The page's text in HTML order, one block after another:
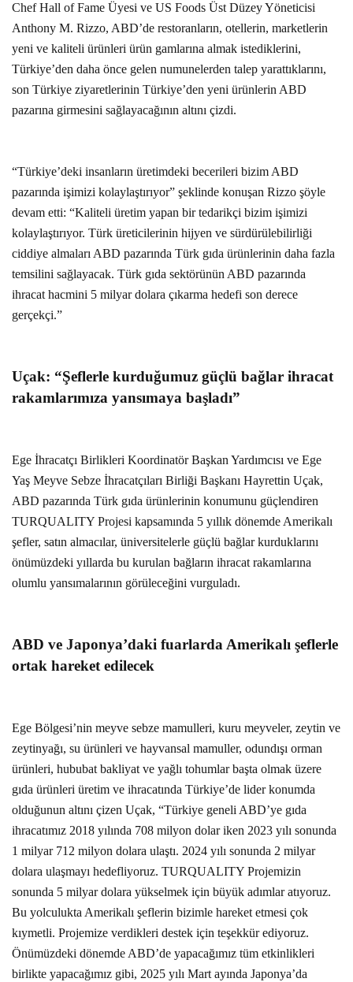
Chef Hall of Fame Üyesi ve US Foods Üst Düzey Yöneticisi
Anthony M. Rizzo, ABD’de restoranların, otellerin, marketlerin
yeni ve kaliteli ürünleri ürün gamlarına almak istediklerini,
Türkiye’den daha önce gelen numunelerden talep yarattıklarını,
son Türkiye ziyaretlerinin Türkiye’den yeni ürünlerin ABD
pazarına girmesini sağlayacağının altını çizdi.
“Türkiye’deki insanların üretimdeki becerileri bizim ABD
pazarında işimizi kolaylaştırıyor” şeklinde konuşan Rizzo şöyle
devam etti: “Kaliteli üretim yapan bir tedarikçi bizim işimizi
kolaylaştırıyor. Türk üreticilerinin hijyen ve sürdürülebilirliği
ciddiye almaları ABD pazarında Türk gıda ürünlerinin daha fazla
temsilini sağlayacak. Türk gıda sektörünün ABD pazarında
ihracat hacmini 5 milyar dolara çıkarma hedefi son derece
gerçekçi.”
Uçak: “Şeflerle kurduğumuz güçlü bağlar ihracat
rakamlarımıza yansımaya başladı”
Ege İhracatçı Birlikleri Koordinatör Başkan Yardımcısı ve Ege
Yaş Meyve Sebze İhracatçıları Birliği Başkanı Hayrettin Uçak,
ABD pazarında Türk gıda ürünlerinin konumunu güçlendiren
TURQUALITY Projesi kapsamında 5 yıllık dönemde Amerikalı
şefler, satın almacılar, üniversitelerle güçlü bağlar kurduklarını
önümüzdeki yıllarda bu kurulan bağların ihracat rakamlarına
olumlu yansımalarının görüleceğini vurguladı.
ABD ve Japonya’daki fuarlarda Amerikalı şeflerle
ortak hareket edilecek
Ege Bölgesi’nin meyve sebze mamulleri, kuru meyveler, zeytin ve
zeytinyağı, su ürünleri ve hayvansal mamuller, odundışı orman
ürünleri, hububat bakliyat ve yağlı tohumlar başta olmak üzere
gıda ürünleri üretim ve ihracatında Türkiye’de lider konumda
olduğunun altını çizen Uçak, “Türkiye geneli ABD’ye gıda
ihracatımız 2018 yılında 708 milyon dolar iken 2023 yılı sonunda
1 milyar 712 milyon dolara ulaştı. 2024 yılı sonunda 2 milyar
dolara ulaşmayı hedefliyoruz. TURQUALITY Projemizin
sonunda 5 milyar dolara yükselmek için büyük adımlar atıyoruz.
Bu yolculukta Amerikalı şeflerin bizimle hareket etmesi çok
kıymetli. Projemize verdikleri destek için teşekkür ediyoruz.
Önümüzdeki dönemde ABD’de yapacağımız tüm etkinlikleri
birlikte yapacağımız gibi, 2025 yılı Mart ayında Japonya’da